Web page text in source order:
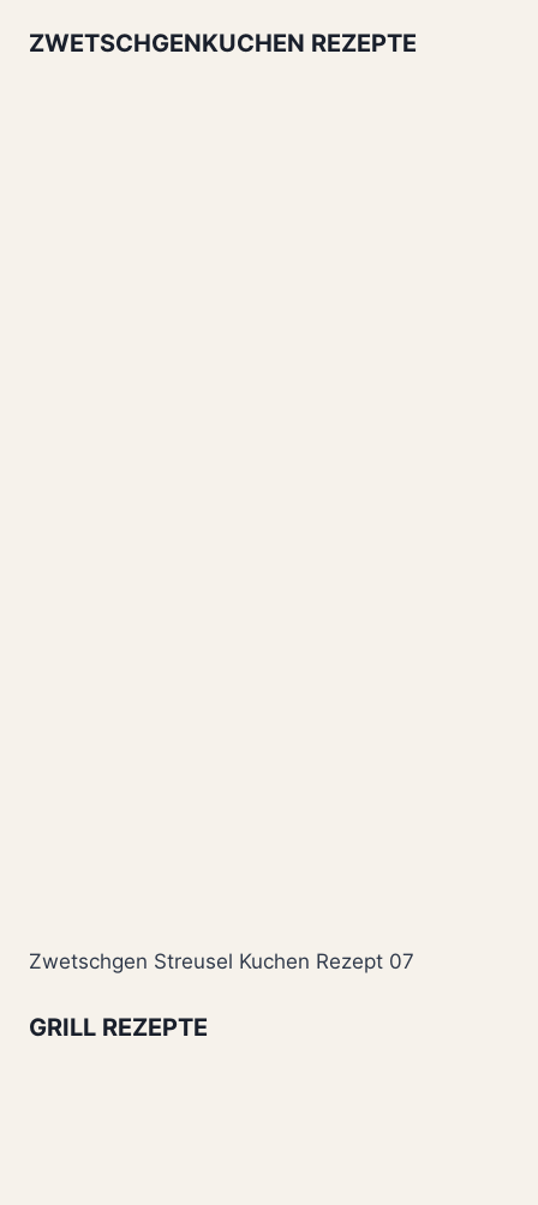
ZWETSCHGENKUCHEN REZEPTE
Zwetschgen Streusel Kuchen Rezept 07
GRILL REZEPTE